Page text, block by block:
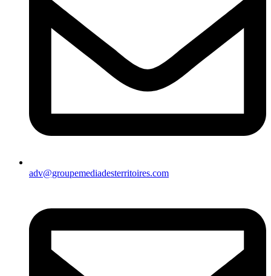
adv@groupemediadesterritoires.com